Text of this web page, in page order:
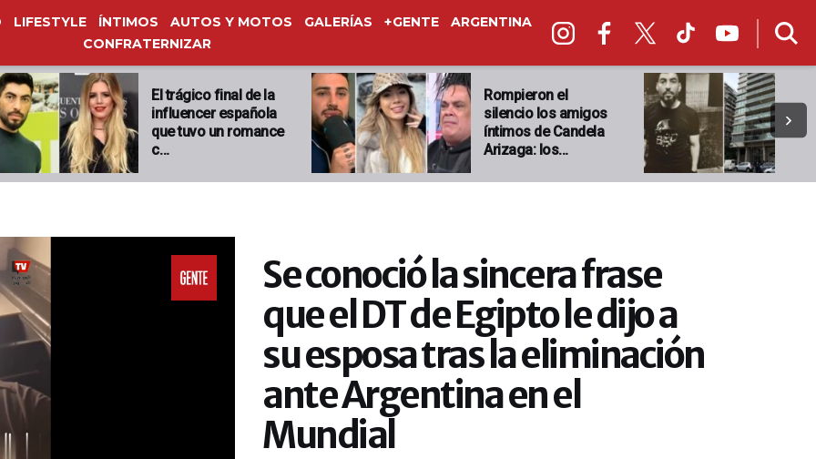
LIFESTYLE ÍNTIMOS AUTOS Y MOTOS GALERÍAS +GENTE
ARGENTINA
CONFRATERNIZAR
El trágico final de la
influencer española
que tuvo un romance
c…
Rompieron el
silencio los amigos
íntimos de Candela
Arizaga: los…
Se conoció la sincera frase
que el DT de Egipto le dijo a
su esposa tras la eliminación
ante Argentina en el
Mundial